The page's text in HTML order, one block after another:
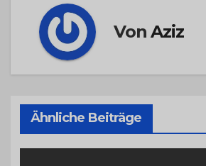
VonAziz
Ähnliche Beiträge